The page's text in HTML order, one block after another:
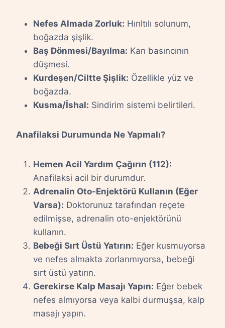
Nefes Almada Zorluk: Hırıltılı solunum,
boğazda şişlik.
Baş Dönmesi/Bayılma: Kan basıncının
düşmesi.
Kurdeşen/Ciltte Şişlik: Özellikle yüz ve
boğazda.
Kusma/İshal: Sindirim sistemi belirtileri.
Anafilaksi Durumunda Ne Yapmalı?
Hemen Acil Yardım Çağırın (112):
Anafilaksi acil bir durumdur.
Adrenalin Oto-Enjektörü Kullanın (Eğer
Varsa): Doktorunuz tarafından reçete
edilmişse, adrenalin oto-enjektörünü
kullanın.
Bebeği Sırt Üstü Yatırın: Eğer kusmuyorsa
ve nefes almakta zorlanmıyorsa, bebeği
sırt üstü yatırın.
Gerekirse Kalp Masajı Yapın: Eğer bebek
nefes almıyorsa veya kalbi durmuşsa, kalp
masajı yapın.